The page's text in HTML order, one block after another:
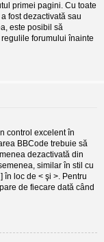
primei pagini. Cu toate
fost dezactivată sau
este posibil să
forumului înainte
control excelent în
BBCode trebuie să
dezactivată din
similar în stil cu
în loc de < şi >. Pentru
de fiecare dată când